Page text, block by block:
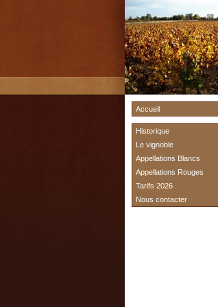
Accueil
Historique
Le vignoble
Appellations Blancs
Appellations Rouges
Tarifs 2026
Nous contacter